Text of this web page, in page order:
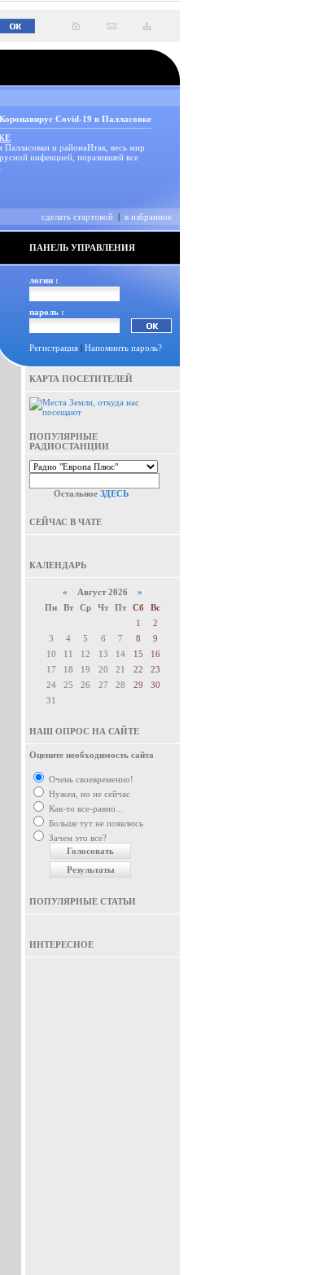
Коронавирус Covid-19 в Палласовке
и районаИтак, весь мир
инфекцией, поразившей все
сделать стартовой | в избранное
ПАНЕЛЬ УПРАВЛЕНИЯ
логин :
пароль :
Регистрация | Напомнить пароль?
КАРТА ПОСЕТИТЕЛЕЙ
ПОПУЛЯРНЫЕ
РАДИОСТАНЦИИ
Остальное ЗДЕСЬ
СЕЙЧАС В ЧАТЕ
КАЛЕНДАРЬ
« Август 2026 »
Пн
Вт Ср Чт Пт Сб
Вс
1
2
3
4 5 6 7 8
9
10
11 12 13 14 15
16
17
18 19 20 21 22
23
24
25 26 27 28 29
30
31
НАШ ОПРОС НА САЙТЕ
Оцените необходимость сайта
Очень своевременно!
Нужен, но не сейчас
Как-то все-равно...
Больше тут не появлюсь
Зачем это все?
ПОПУЛЯРНЫЕ СТАТЬИ
ИНТЕРЕСНОЕ